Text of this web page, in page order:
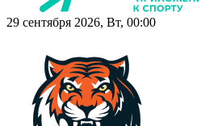
29 сентября 2026, Вт, 00:00